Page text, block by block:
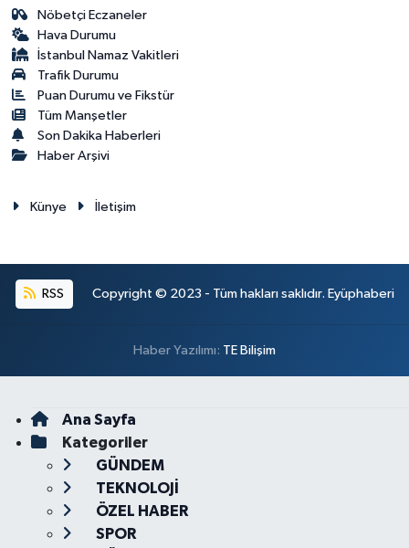
Nöbetçi Eczaneler
Hava Durumu
İstanbul Namaz Vakitleri
Trafik Durumu
Puan Durumu ve Fikstür
Tüm Manşetler
Son Dakika Haberleri
Haber Arşivi
Künye İletişim
RSS Copyright © 2023 - Tüm hakları saklıdır. Eyüphaberi
Haber Yazılımı: TE Bilişim
Ana Sayfa
Kategoriler
GÜNDEM
TEKNOLOJİ
ÖZEL HABER
SPOR